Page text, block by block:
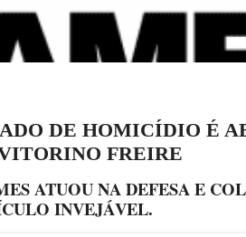
DE HOMICÍDIO É
FREIRE
ATUOU NA DEFESA E
INVEJÁVEL.